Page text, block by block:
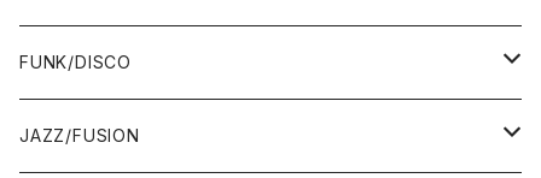
EARLY 90'S MIDDLE〜NEW SCHOOL
MID〜LATE 90'S
80'S OLD SCHOOL〜EARLY 90'S
MID〜LATE 90'S
CD/TAPE
CD-R/DEMO/SAMPLE
60'S/70'S
80'S
7"/12"
60'S/70'S
LP
60'S/70'S
12"/7"
FUNK/DISCO
LP
JAZZ/FUSION